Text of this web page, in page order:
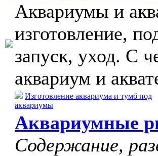
Аквариумы и
изготовление,
запуск, уход. С
аквариум и
Изготовление аквариума и тумб под
аквариумы
Аквариумные
Содержание,